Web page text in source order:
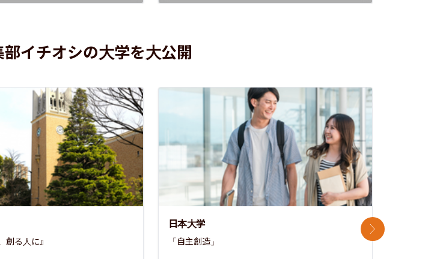
イチオシの大学を大公開
創る人に』
日本大学
「自主創造」
次のスライド